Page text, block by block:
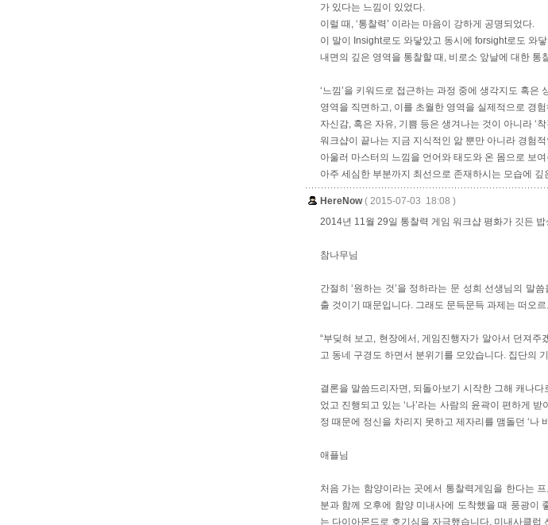
가 있다는 느낌이 있었다.
이럴 때, ‘통찰력’ 이라는 마음이 강하게 공명되었다.
이 말이 Insight로도 와닿았고 동시에 forsight로도 와
내면의 깊은 영역을 통찰할 때, 비로소 앞날에 대한
‘느낌’을 키워드로 접근하는 과정 중에 생각지도 혹
영역을 직면하고, 이를 초월한 영역을 실제적으로 경
자신감, 혹은 자유, 기쁨 등은 생겨나는 것이 아니라 ‘
워크샵이 끝나는 지금 지식적인 앎 뿐만 아니라 경험
아울러 마스터의 느낌을 언어와 태도와 온 몸으로 보
아주 세심한 부분까지 최선으로 존재하시는 모습에
HereNow ( 2015-07-03 18:08 )
2014년 11월 29일 통찰력 게임 워크샵 평화가 깃든 밥
참나무님
간절히 ‘원하는 것’을 정하라는 문 성희 선생님의 말
출 것이기 때문입니다. 그래도 문득문득 과제는 떠오
“부딪혀 보고, 현장에서, 게임진행자가 알아서 던져
고 동네 구경도 하면서 분위기를 모았습니다. 집단의
결론을 말씀드리자면, 되돌아보기 시작한 그해 캐나
었고 진행되고 있는 ‘나’라는 사람의 윤곽이 편하게
정 때문에 정신을 차리지 못하고 제자리를 맴돌던 ‘나
애플님
처음 가는 함양이라는 곳에서 통찰력게임을 한다는
분과 함께 오후에 함양 미내사에 도착했을 때 풍광이
는 다이아몬드로 호기심을 자극했습니다. 미내사클